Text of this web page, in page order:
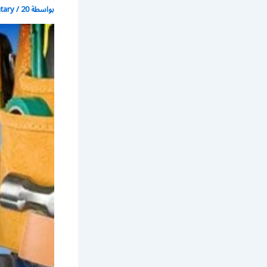
بواسطة /20 أكتوبر، 2017